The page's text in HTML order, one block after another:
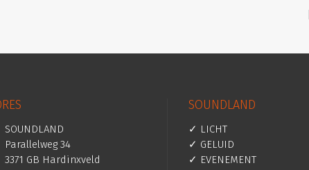
SOUNDLAND
Parallelweg 34
3371 GB Hardinxveld
SOUNDLAND
✓ LICHT
✓ GELUID
✓ EVENEMENT